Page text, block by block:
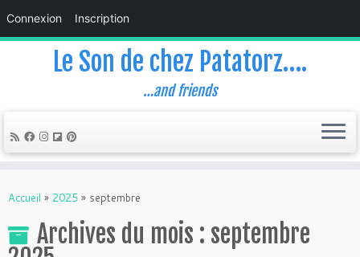
Connexion Inscription
Le Son de chez Patatorz….
…and friends
Accueil » 2025 » septembre
Archives du mois : septembre